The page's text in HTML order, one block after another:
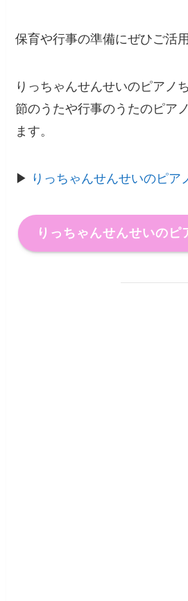
保育や行事の準備にぜひご活
りっちゃんせんせいのピアノ
節のうたや行事のうたのピア
ます。
▶ りっちゃんせんせいのピア
りっちゃんせんせいのピ